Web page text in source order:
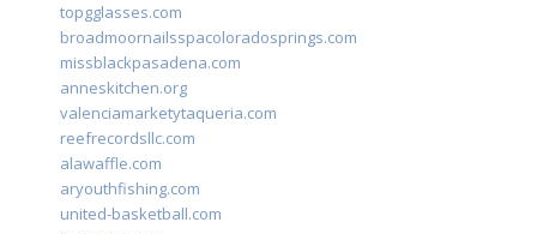
topgglasses.com
broadmoornailsspacoloradosprings.com
missblackpasadena.com
anneskitchen.org
valenciamarketytaqueria.com
reefrecordsllc.com
alawaffle.com
aryouthfishing.com
united-basketball.com